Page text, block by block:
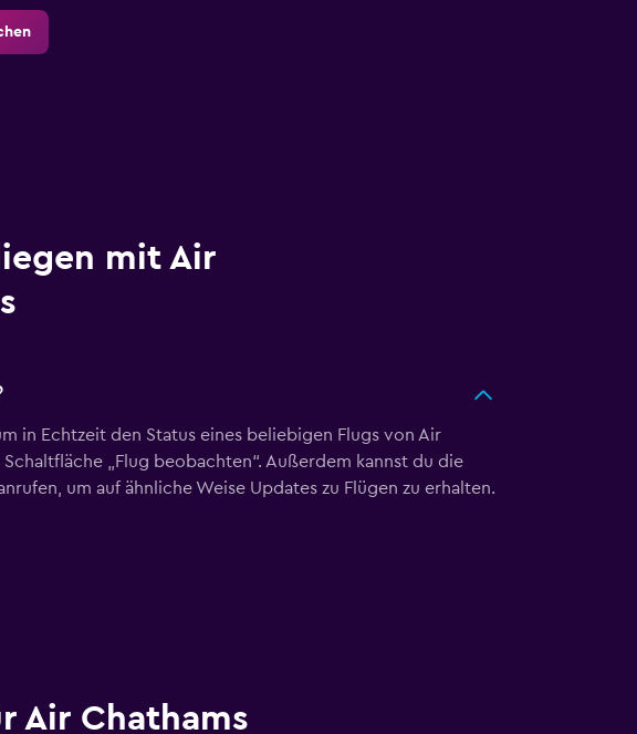
mit Air
in Echtzeit den Status eines beliebigen Flugs von Air
„Flug beobachten“. Außerdem kannst du die
um auf ähnliche Weise Updates zu Flügen zu erhalten.
Air Chathams